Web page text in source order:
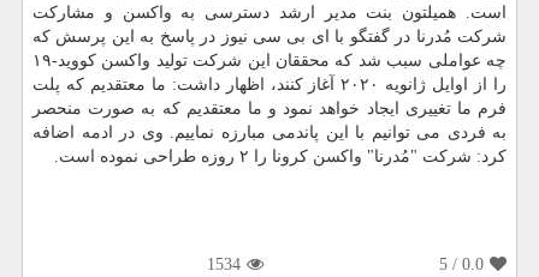
است. همیلتون بنت مدیر ارشد دسترسی به واکسن و مشارکت
شرکت مُدرنا در گفتگو با ای بی سی نیوز در پاسخ به این پرسش که
چه عواملی سبب شد که محققان این شرکت تولید واکسن کووید-۱۹
را از اوایل ژانویه ۲۰۲۰ آغاز کنند، اظهار داشت: ما معتقدیم که پلت
فرم ما تغییری ایجاد خواهد نمود و ما معتقدیم که به صورت منحصر
به فردی می توانیم با این پاندمی مبارزه نماییم. وی در ادمه اضافه
کرد: شرکت "مُدرنا" واکسن کرونا را ۲ روزه طراحی نموده است.
0.0
/ 5
1534